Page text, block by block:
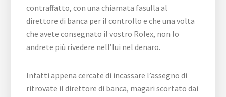
contraffatto, con una chiamata fasulla al
direttore di banca per il controllo e che una volta
che avete consegnato il vostro Rolex, non lo
andrete più rivedere nell’lui nel denaro.
Infatti appena cercate di incassare l’assegno di
ritrovate il direttore di banca, magari scortato dai